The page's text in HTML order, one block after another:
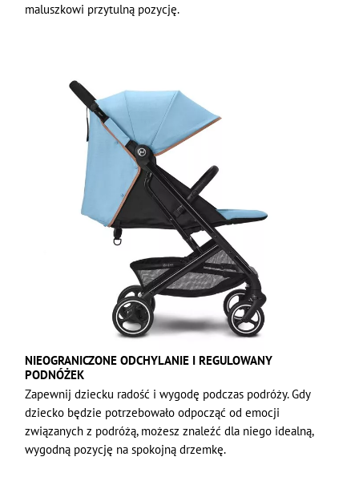
maluszkowi przytulną pozycję.
NIEOGRANICZONE ODCHYLANIE I REGULOWANY
PODNÓŻEK
Zapewnij dziecku radość i wygodę podczas podróży. Gdy
dziecko będzie potrzebowało odpocząć od emocji
związanych z podróżą, możesz znaleźć dla niego idealną,
wygodną pozycję na spokojną drzemkę.